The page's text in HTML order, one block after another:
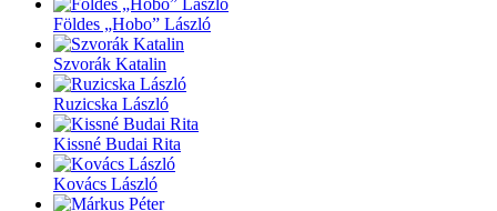
Földes „Hobo” László
Szvorák Katalin
Ruzicska László
Kissné Budai Rita
Kovács László